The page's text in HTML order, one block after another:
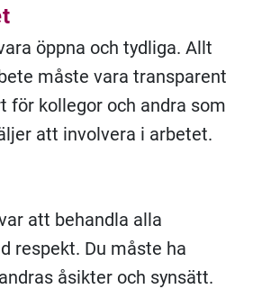
öppna och tydliga. Allt
måste vara transparent
för kollegor och andra som
att involvera i arbetet.
att behandla alla
respekt. Du måste ha
åsikter och synsätt.